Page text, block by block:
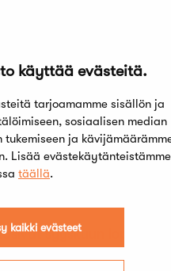
käyttää evästeitä.
tarjoamamme sisällön ja
sosiaalisen median
tukemiseen ja
Lisää
täällä.
kaikki evästeet
valtasivat Aalto-
hallituksen
syyskuun lopussa